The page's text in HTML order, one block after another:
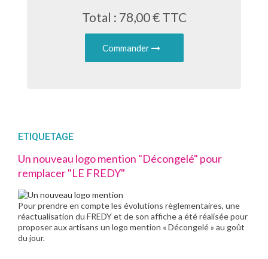
Total : 78,00 € TTC
Commander
ETIQUETAGE
Un nouveau logo mention "Décongelé" pour
remplacer "LE FREDY"
Pour prendre en compte les évolutions règlementaires, une
réactualisation du FREDY et de son affiche a été réalisée pour
proposer aux artisans un logo mention « Décongelé » au goût
du jour.